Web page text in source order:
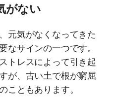
がない
元気がなくなってきた
なサインの一つです。
トレスによって引き起
が、古い土で根が窮屈
こともあります。